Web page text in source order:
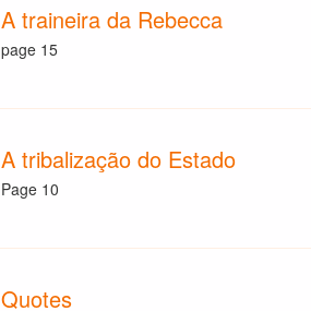
A traineira da Rebecca
page 15
A tribalização do Estado
Page 10
Quotes